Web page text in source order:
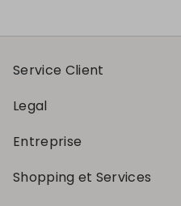
Service Client
Legal
Entreprise
Shopping et Services